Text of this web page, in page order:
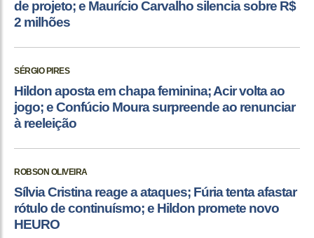
de projeto; e Maurício Carvalho silencia sobre R$
2 milhões
SÉRGIO PIRES
Hildon aposta em chapa feminina; Acir volta ao
jogo; e Confúcio Moura surpreende ao renunciar
à reeleição
ROBSON OLIVEIRA
Sílvia Cristina reage a ataques; Fúria tenta afastar
rótulo de continuísmo; e Hildon promete novo
HEURO